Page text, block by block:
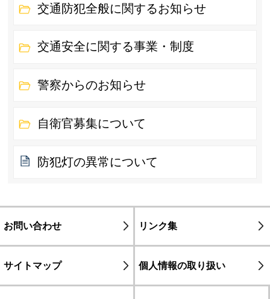
交通防犯全般に関するお知らせ
交通安全に関する事業・制度
警察からのお知らせ
自衛官募集について
防犯灯の異常について
お問い合わせ リンク集
サイトマップ 個人情報の取り扱い